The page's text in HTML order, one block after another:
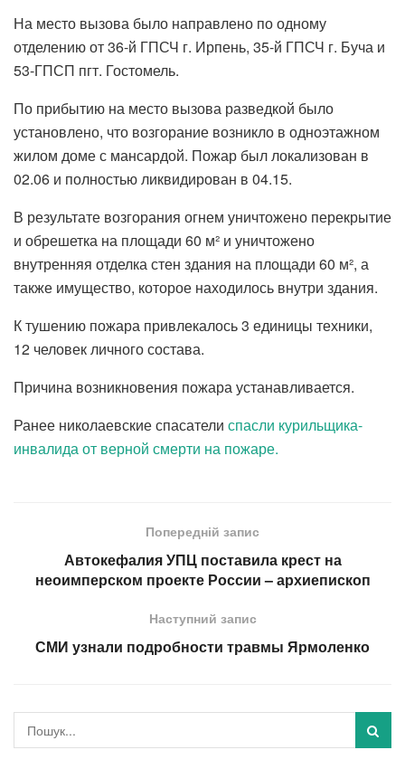
На место вызова было направлено по одному
отделению от 36-й ГПСЧ г. Ирпень, 35-й ГПСЧ г. Буча и
53-ГПСП пгт. Гостомель.
По прибытию на место вызова разведкой было
установлено, что возгорание возникло в одноэтажном
жилом доме с мансардой. Пожар был локализован в
02.06 и полностью ликвидирован в 04.15.
В результате возгорания огнем уничтожено перекрытие
и обрешетка на площади 60 м² и уничтожено
внутренняя отделка стен здания на площади 60 м², а
также имущество, которое находилось внутри здания.
К тушению пожара привлекалось 3 единицы техники,
12 человек личного состава.
Причина возникновения пожара устанавливается.
Ранее николаевские спасатели спасли курильщика-
инвалида от верной смерти на пожаре.
Попередній запис
Автокефалия УПЦ поставила крест на
неоимперском проекте России – архиепископ
Наступний запис
СМИ узнали подробности травмы Ярмоленко